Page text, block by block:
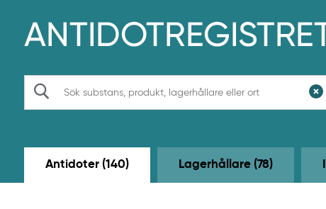
p
d
Antidoter (140) Lagerhållare (78)